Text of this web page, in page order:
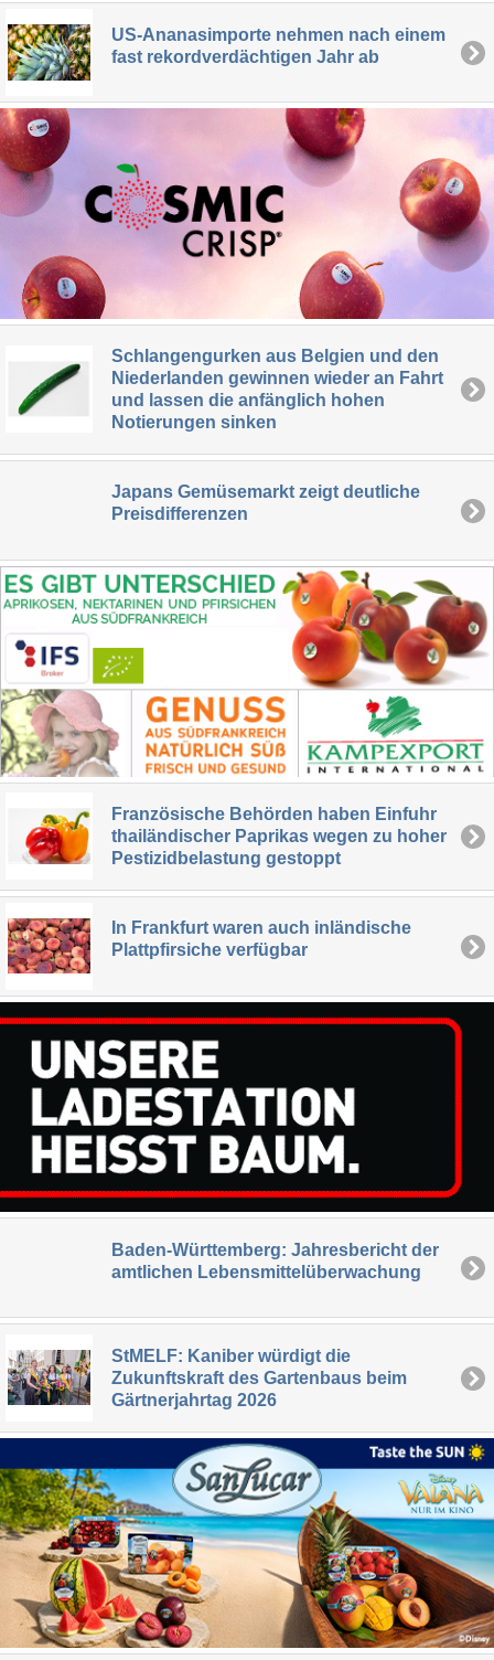
US-Ananasimporte nehmen nach einem
fast rekordverdächtigen Jahr ab
Schlangengurken aus Belgien und den
Niederlanden gewinnen wieder an Fahrt
und lassen die anfänglich hohen
Notierungen sinken
Japans Gemüsemarkt zeigt deutliche
Preisdifferenzen
Französische Behörden haben Einfuhr
thailändischer Paprikas wegen zu hoher
Pestizidbelastung gestoppt
In Frankfurt waren auch inländische
Plattpfirsiche verfügbar
Baden-Württemberg: Jahresbericht der
amtlichen Lebensmittelüberwachung
StMELF: Kaniber würdigt die
Zukunftskraft des Gartenbaus beim
Gärtnerjahrtag 2026